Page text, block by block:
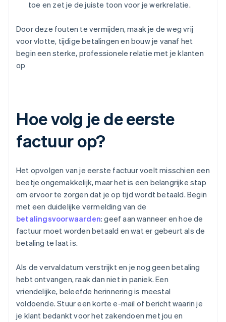
toe en zet je de juiste toon voor je werkrelatie.
Door deze fouten te vermijden, maak je de weg vrij
voor vlotte, tijdige betalingen en bouw je vanaf het
begin een sterke, professionele relatie met je klanten
op
Hoe volg je de eerste
factuur op?
Het opvolgen van je eerste factuur voelt misschien een
beetje ongemakkelijk, maar het is een belangrijke stap
om ervoor te zorgen dat je op tijd wordt betaald. Begin
met een duidelijke vermelding van de
betalingsvoorwaarden: geef aan wanneer en hoe de
factuur moet worden betaald en wat er gebeurt als de
betaling te laat is.
Als de vervaldatum verstrijkt en je nog geen betaling
hebt ontvangen, raak dan niet in paniek. Een
vriendelijke, beleefde herinnering is meestal
voldoende. Stuur een korte e-mail of bericht waarin je
je klant bedankt voor het zakendoen met jou en